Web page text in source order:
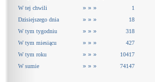
W tej chwili
» » »
1
Dzisiejszego dnia
» » »
18
W tym tygodniu
» » »
318
W tym miesiącu
» » »
427
W tym roku
» » »
10417
W sumie
» » » 74147